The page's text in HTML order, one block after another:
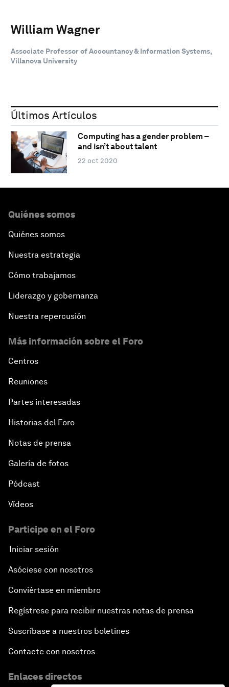
William Wagner
Associate Professor of Accountancy & Information Systems,
Villanova University
Últimos Artículos
Computing has a gender problem –
and isn’t about talent
22 oct 2020
Quiénes somos
Quiénes somos
Nuestra estrategia
Cómo trabajamos
Liderazgo y gobernanza
Nuestra repercusión
Más información sobre el Foro
Centros
Reuniones
Partes interesadas
Historias del Foro
Notas de prensa
Galería de fotos
Pódcast
Vídeos
Participe en el Foro
Iniciar sesión
Asóciese con nosotros
Conviértase en miembro
Regístrese para recibir nuestras notas de prensa
Suscríbase a nuestros boletines
Contacte con nosotros
Enlaces directos